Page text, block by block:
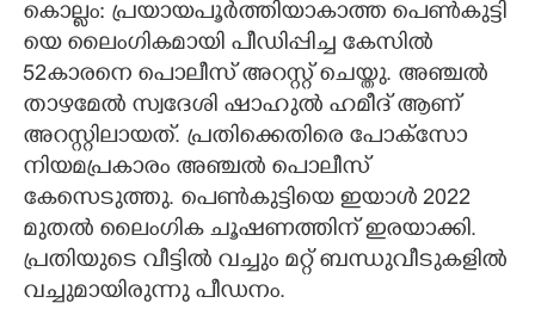
CARTOONS
LITERATURE
ZOOM
CONTACT US
കൊല്ലം: പ്രയായപൂർത്തി​യാകാത്ത പെൺ​കുട്ടി​
യെ ലൈംഗികമായി പീഡിപ്പിച്ച കേസിൽ
52കാരനെ പൊലീസ് അറസ്റ്റ് ചെയ്തു. അഞ്ചൽ
താഴമേൽ സ്വദേശി ഷാഹുൽ ഹമീദ് ആണ്
അറസ്റ്റിലായത്. പ്രതിക്കെതിരെ പോക്സോ
നിയമപ്രകാരം അഞ്ചൽ പൊലീസ്
കേസെടുത്തു. പെൺകുട്ടിയെ ഇയാൾ 2022
മുതൽ ലൈംഗിക ചൂഷണത്തിന് ഇരയാക്കി​.
പ്രതിയുടെ വീട്ടിൽ വച്ചും മറ്റ് ബന്ധുവീടുകളിൽ
വച്ചുമായിരുന്നു പീഡനം.